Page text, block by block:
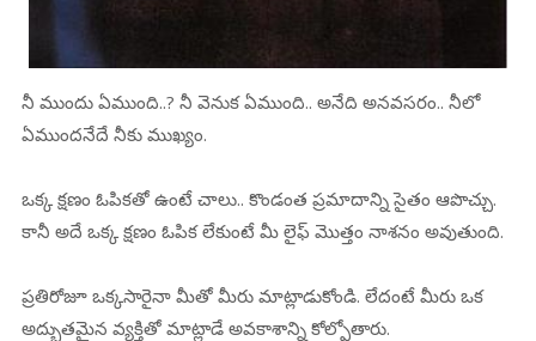
నీ ముందు ఏముంది..? నీ వెనుక ఏముంది.. అనేది అనవసరం.. నీలో
ఏముందనేదే నీకు ముఖ్యం.
ఒక్క క్షణం ఓపికతో ఉంటే చాలు.. కొండంత ప్రమాదాన్ని సైతం ఆపొచ్చు.
కానీ అదే ఒక్క క్షణం ఓపిక లేకుంటే మీ లైఫ్ మొత్తం నాశనం అవుతుంది.
ప్రతిరోజూ ఒక్కసారైనా మీతో మీరు మాట్లాడుకోండి. లేదంటే మీరు ఒక
అద్భుతమైన వ్యక్తితో మాట్లాడే అవకాశాన్ని కోల్పోతారు.